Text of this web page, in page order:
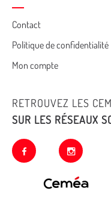
Cemea
footer
Contact
Politique de confidentialité
Mon compte
RETROUVEZ LES
SUR LES RÉSEAUX
facebook instagram